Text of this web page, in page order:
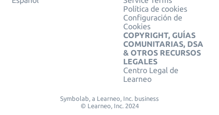
Política de cookies
Configuración de
Cookies
COPYRIGHT, GUÍAS
COMUNITARIAS, DSA
& OTROS RECURSOS
LEGALES
Centro Legal de
Learneo
Symbolab, a Learneo, Inc. business
© Learneo, Inc. 2024